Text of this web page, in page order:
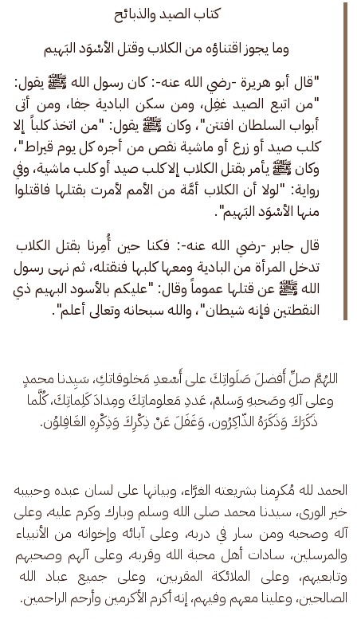
كتاب الصيد والذبائح
وما يجوز اقتناؤه من الكلاب وقتل الأسْوَد البَهيم
"قال أبو هريرة -رضي الله عنه-: كان رسول الله ﷺ يقول:
"من اتبع الصيد غفِل، ومن سكن البادية جفا، ومن أتى
أبواب السلطان افتتن"، وكان ﷺ يقول: "من اتخذ كلباً إلا
كلب صيد أو زرع أو ماشية نقص من أجره كل يوم قيراط"،
وكان ﷺ يأمر بقتل الكلاب إلا كلب صيد أو كلب ماشية، وفي
رواية: "لولا أن الكلاب أمَّة من الأمم لأمرت بقتلها فاقتلوا
منها الأسْوَد البَهيم".
قال جابر -رضي الله عنه-: فكنا حين أُمِرنا بقتل الكلاب
تدخل المرأة من البادية ومعها كلبها فنقتله، ثم نهى رسول
الله ﷺ عن قتلها عموماً وقال: "عليكم بالأسود البهيم ذي
النقطتين فإنه شيطان"، والله سبحانه وتعالى أعلم".
اللهُمَّ صلِّ أَفضلَ صَلَواتِكَ على أَسْعدِ مَخلوقاتكِ، سَيِدنا محمدٍ
وعلى آلهِ وصَحبهِ وَسلمْ، عَددِ مَعلوماتِكَ ومِدادَ كَلِماتِكَ، كُلَّما
ذَكَرَكَ وَذَكَرَهُ الذّاكِرُون، وَغَفَلَ عَنْ ذِكْرِكَ وَذِكْرِهِ الغَافِلوُن.
الحمد لله مُكرِمنا بشريعته الغرَّاء، وبيانها على لسان عبده وحبيبه
خير الورى، سيدنا محمد صلى الله وسلم وبارك وكرم عليه، وعلى
آله وصحبه ومن سار في دربه، وعلى آبائه وإخوانه من الأنبياء
والمرسلين، سادات أهل محبة الله وقربه، وعلى آلهم وصحبهم
وتابعيهم، وعلى الملائكة المقربين، وعلى جميع عباد الله
الصالحين، وعلينا معهم وفيهم، إنه أكرم الأكرمين وأرحم الراحمين.